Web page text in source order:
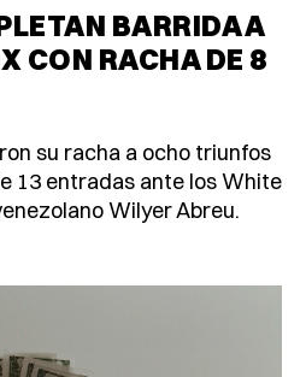
BARRIDA A
CON RACHA DE 8
su racha a ocho triunfos
13 entradas ante los White
Wilyer Abreu.